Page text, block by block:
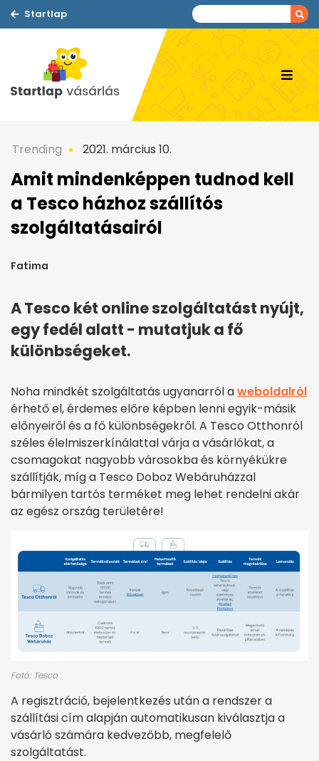
Startlap
Trending 2021. március 10.
Amit mindenképpen tudnod kell
a Tesco házhoz szállítós
szolgáltatásairól
Fatima
A Tesco két online szolgáltatást nyújt,
egy fedél alatt - mutatjuk a fő
különbségeket.
Noha mindkét szolgáltatás ugyanarról aweboldalról
érhető el, érdemes előre képben lenni egyik-másik
előnyeiről és a fő különbségekről. A Tesco Otthonról
széles élelmiszerkínálattal várja a vásárlókat, a
csomagokat nagyobb városokba és környékükre
szállítják, míg a Tesco Doboz Webáruházzal
bármilyen tartós terméket meg lehet rendelni akár
az egész ország területére!
Fotó: Tesco
A regisztráció, bejelentkezés után a rendszer a
szállítási cím alapján automatikusan kiválasztja a
vásárló számára kedvezőbb, megfelelő
szolgáltatást.